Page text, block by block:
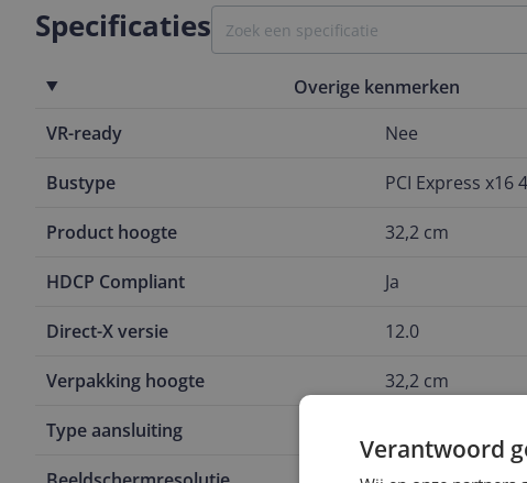
Specificaties
Overige kenmerken
VR-ready
Nee
Bustype PCI Express x16
Product hoogte 32,2 cm
HDCP Compliant Ja
Direct-X versie 12.0
Verpakking hoogte 32,2 cm
Type aansluiting
Verantwoord